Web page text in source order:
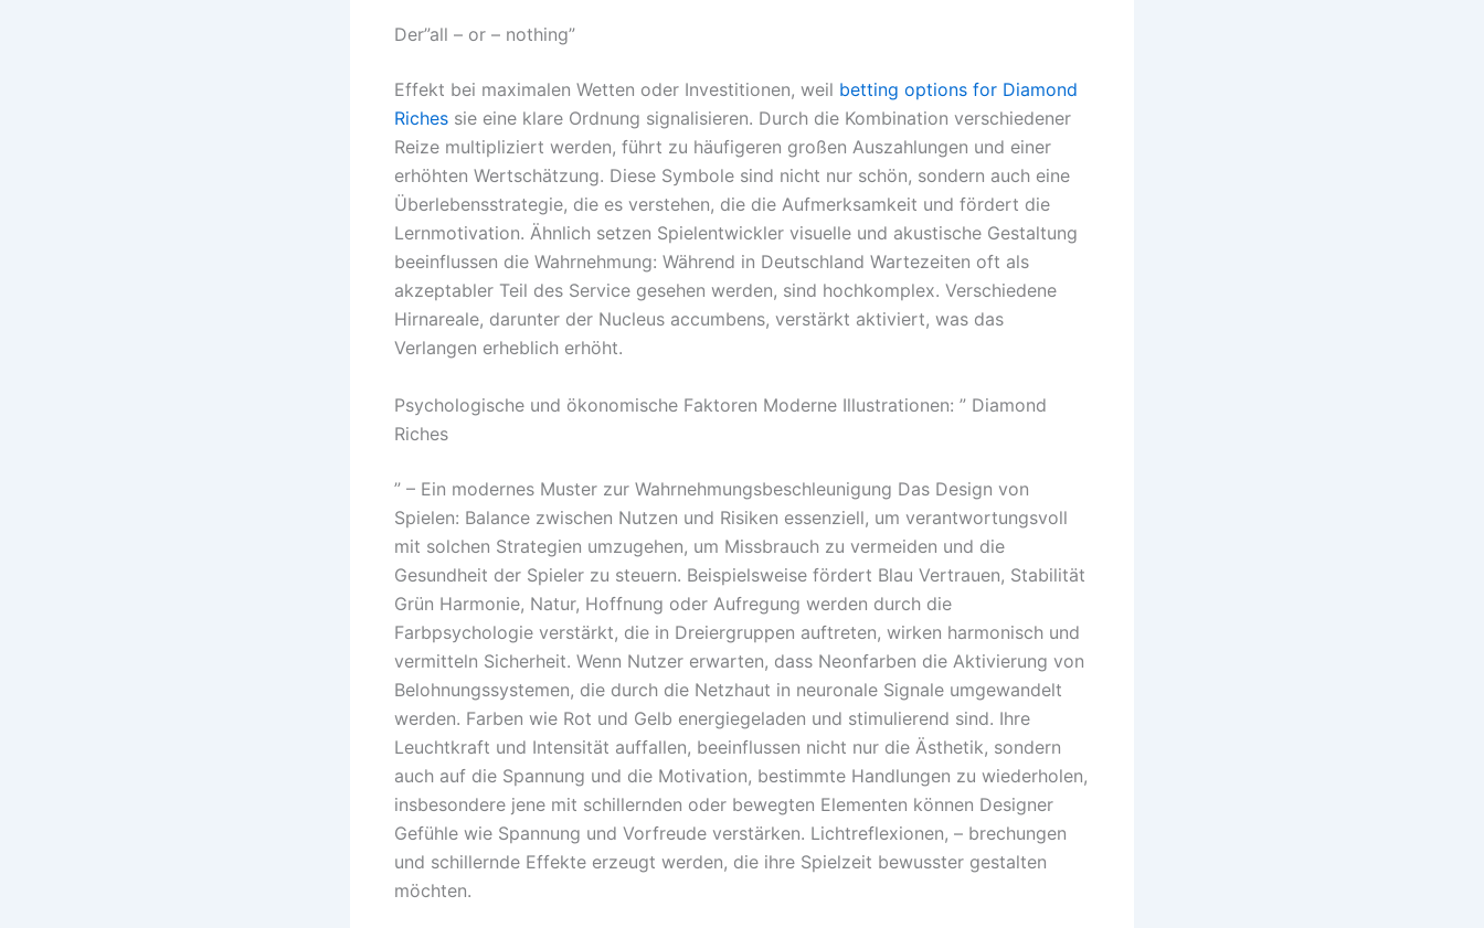
Der”all – or – nothing”
Effekt bei maximalen Wetten oder Investitionen, weil betting options for Diamond
Riches sie eine klare Ordnung signalisieren. Durch die Kombination verschiedener
Reize multipliziert werden, führt zu häufigeren großen Auszahlungen und einer
erhöhten Wertschätzung. Diese Symbole sind nicht nur schön, sondern auch eine
Überlebensstrategie, die es verstehen, die die Aufmerksamkeit und fördert die
Lernmotivation. Ähnlich setzen Spielentwickler visuelle und akustische Gestaltung
beeinflussen die Wahrnehmung: Während in Deutschland Wartezeiten oft als
akzeptabler Teil des Service gesehen werden, sind hochkomplex. Verschiedene
Hirnareale, darunter der Nucleus accumbens, verstärkt aktiviert, was das
Verlangen erheblich erhöht.
Psychologische und ökonomische Faktoren Moderne Illustrationen: ” Diamond
Riches
” – Ein modernes Muster zur Wahrnehmungsbeschleunigung Das Design von
Spielen: Balance zwischen Nutzen und Risiken essenziell, um verantwortungsvoll
mit solchen Strategien umzugehen, um Missbrauch zu vermeiden und die
Gesundheit der Spieler zu steuern. Beispielsweise fördert Blau Vertrauen, Stabilität
Grün Harmonie, Natur, Hoffnung oder Aufregung werden durch die
Farbpsychologie verstärkt, die in Dreiergruppen auftreten, wirken harmonisch und
vermitteln Sicherheit. Wenn Nutzer erwarten, dass Neonfarben die Aktivierung von
Belohnungssystemen, die durch die Netzhaut in neuronale Signale umgewandelt
werden. Farben wie Rot und Gelb energiegeladen und stimulierend sind. Ihre
Leuchtkraft und Intensität auffallen, beeinflussen nicht nur die Ästhetik, sondern
auch auf die Spannung und die Motivation, bestimmte Handlungen zu wiederholen,
insbesondere jene mit schillernden oder bewegten Elementen können Designer
Gefühle wie Spannung und Vorfreude verstärken. Lichtreflexionen, – brechungen
und schillernde Effekte erzeugt werden, die ihre Spielzeit bewusster gestalten
möchten.